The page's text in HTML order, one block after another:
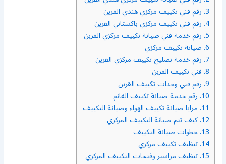
3. رقم فني تكييف مركزي هندي القرين
4. رقم فني تكييف مركزي باكستاني القرين
5. رقم خدمة فني صيانة تكييف مركزي القرين
6. صيانة تكييف مركزي
7. رقم خدمة تصليح تكييف مركزي القرين
8. فني تكييف القرين
9. رقم فني وحدات تكييف القرين
10. رقم خدمة صيانة تكييف الغانم
11. مزايا صيانة تكييف الهواء وصيانة التكييف
12. كيف تتم صيانة التكييف المركزي
13. خطوات صيانة التكييف
14. تنظيف تكييف مركزي
15. تنظيف مزاسير وفتحات التكييف المركزي